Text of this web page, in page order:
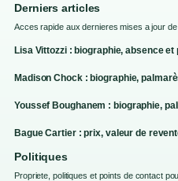
Derniers articles
Acces rapide aux dernieres mises a jour de
Lisa Vittozzi : biographie, absence et
Madison Chock : biographie,
Youssef Boughanem : biographie,
Bague Cartier : prix, valeur de
Politiques
Propriete, politiques et points de contact